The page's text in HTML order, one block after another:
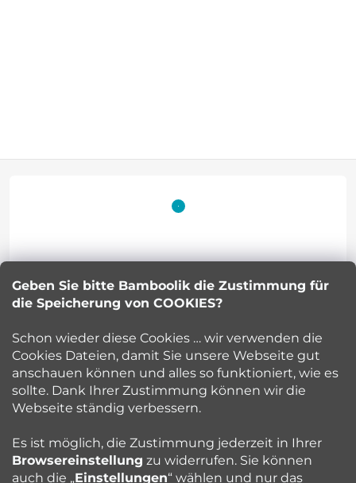
Geben Sie bitte Bamboolik die Zustimmung für
die Speicherung von COOKIES?
Schon wieder diese Cookies … wir verwenden die
Cookies Dateien, damit Sie unsere Webseite gut
anschauen können und alles so funktioniert, wie es
sollte. Dank Ihrer Zustimmung können wir die
Webseite ständig verbessern.
Es ist möglich, die Zustimmung jederzeit in Ihrer
Browsereinstellung zu widerrufen. Sie können
auch die „Einstellungen“ wählen und nur das
z
e
eBamboolik
Kundenservice
Petra Kuncova